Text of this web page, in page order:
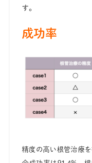
す。
成功率
精度の高い根管治療